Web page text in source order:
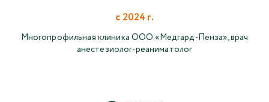
с 2024 г.
Многопрофильная клиника ООО «Медгард-Пенза», врач
анестезиолог-реаниматолог